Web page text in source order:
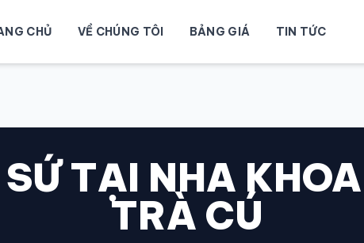
CHỦ VỀ CHÚNG TÔI BẢNG GIÁ TIN TỨC
TẠI NHA
TRÀ CÚ